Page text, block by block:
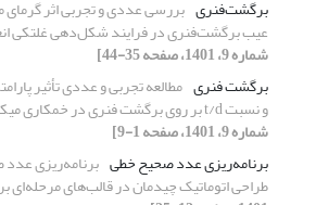
برگشت‌فنری بررسی عددی و تجربی اثر
عیب برگشت‌فنری در فرایند شکل‌دهی غلتکی
شماره 9، 1401، صفحه 35-44]
برگشت فنری مطالعه تجربی و عددی تأثیر
و نسبت t/d بر روی برگشت فنری در خمکاری میکرو-W
شماره 9، 1401، صفحه 1-9]
برنامه‌ریزی عدد صحیح خطی برنامه‌ریزی
طراحی اتوماتیک چیدمان در قالب‌های